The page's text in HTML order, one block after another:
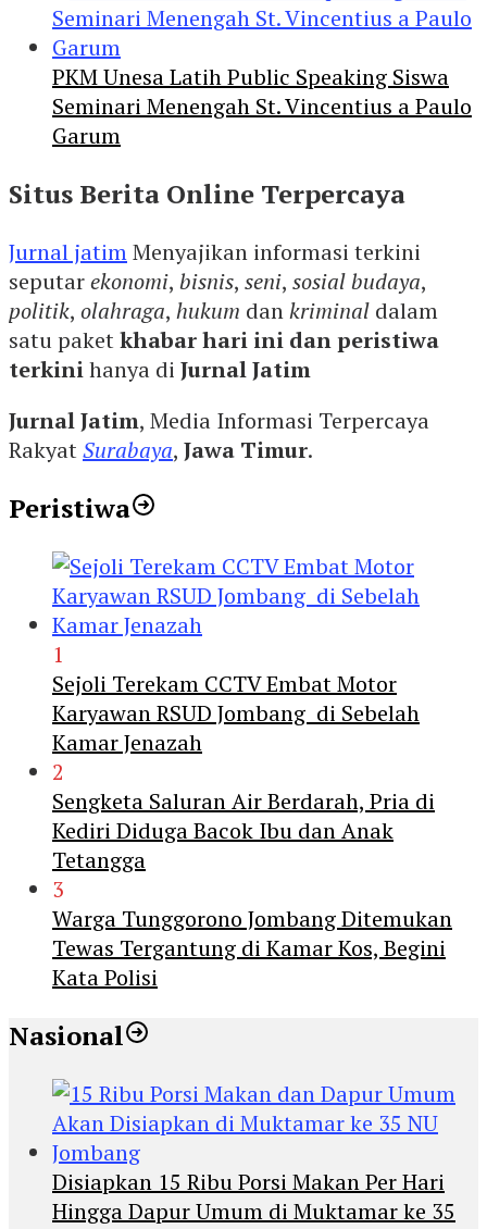
PKM Unesa Latih Public Speaking Siswa
Seminari Menengah St. Vincentius a Paulo
Garum
Situs Berita Online Terpercaya
Jurnal jatimMenyajikan informasi terkini
seputarekonomi, bisnis, seni, sosial budaya,
politik, olahraga, hukum dankriminal dalam
satu paketkhabar hari ini dan peristiwa
terkinihanya di Jurnal Jatim
Jurnal Jatim, Media Informasi Terpercaya
RakyatSurabaya, Jawa Timur.
Peristiwa
1
Sejoli Terekam CCTV Embat Motor
Karyawan RSUD Jombang di Sebelah
Kamar Jenazah
2
Sengketa Saluran Air Berdarah, Pria di
Kediri Diduga Bacok Ibu dan Anak
Tetangga
3
Warga Tunggorono Jombang Ditemukan
Tewas Tergantung di Kamar Kos, Begini
Kata Polisi
Nasional
Disiapkan 15 Ribu Porsi Makan Per Hari
Hingga Dapur Umum di Muktamar ke 35